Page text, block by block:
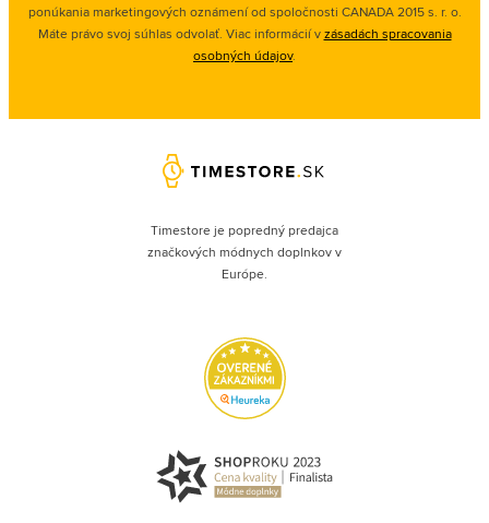
ponúkania marketingových oznámení od spoločnosti CANADA 2015 s. r. o.
Máte právo svoj súhlas odvolať. Viac informácií vzásadách spracovania
osobných údajov.
Timestore je popredný predajca
značkových módnych doplnkov v
Európe.